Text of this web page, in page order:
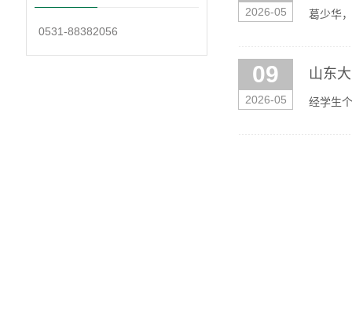
0531-88382056
2026-05
葛少华
09
2026-05
山东
经学生